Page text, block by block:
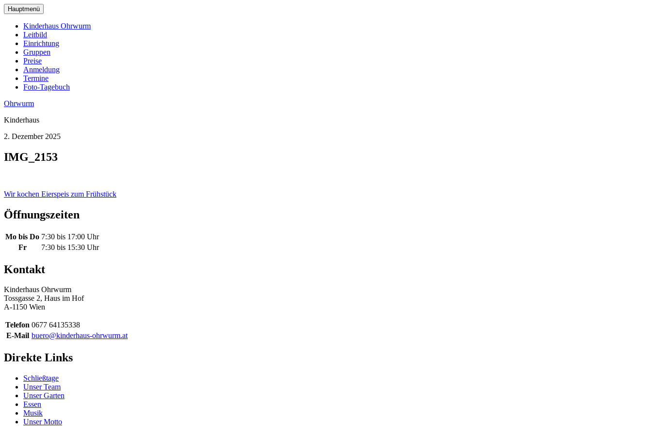
zum
Hauptinhalt
wechseln
Hauptmenü
Kinderhaus Ohrwurm
Leitbild
Einrichtung
Gruppen
Preise
Anmeldung
Termine
Foto-Tagebuch
Ohrwurm
Kinderhaus
2. Dezember 2025
IMG_2153
Beitragsnavigation
Wir kochen Eierspeis zum Frühstück
Öffnungszeiten
Mo bis Do 7:30 bis 17:00 Uhr
Fr
7:30 bis 15:30 Uhr
Kontakt
Kinderhaus Ohrwurm
Tossgasse 2, Haus im Hof
A-1150 Wien
Telefon 0677 64135338
E-Mail buero@kinderhaus-ohrwurm.at
Direkte Links
Schließtage
Unser Team
Unser Garten
Essen
Musik
Unser Motto